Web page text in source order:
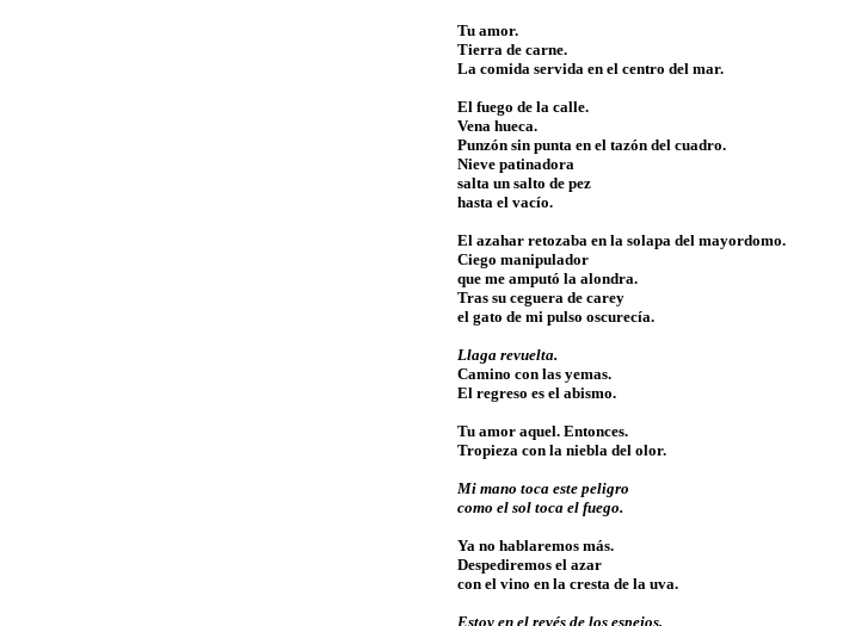
Tu amor.
Tierra de carne.
La comida servida en el centro del mar.
El fuego de la calle.
Vena hueca.
Punzón sin punta en el tazón del cuadro.
Nieve patinadora
salta un salto de pez
hasta el vacío.
El azahar retozaba en la solapa del mayordomo.
Ciego manipulador
que me amputó la alondra.
Tras su ceguera de carey
el gato de mi pulso oscurecía.
Llaga revuelta.
Camino con las yemas.
El regreso es el abismo.
Tu amor aquel. Entonces.
Tropieza con la niebla del olor.
Mi mano toca este peligro
como el sol toca el fuego.
Ya no hablaremos más.
Despediremos el azar
con el vino en la cresta de la uva.
Estoy en el revés de los espejos.